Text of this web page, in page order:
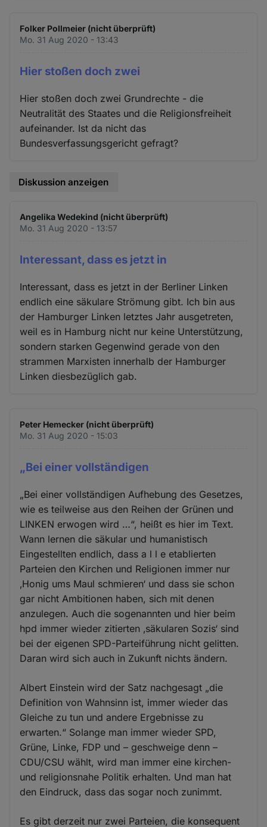
Folker Pollmeier (nicht überprüft)
Mo. 31 Aug 2020 - 13:43
Hier stoßen doch zwei
Hier stoßen doch zwei Grundrechte - die
Neutralität des Staates und die Religionsfreiheit
aufeinander. Ist da nicht das
Bundesverfassungsgericht gefragt?
Diskussion anzeigen
Angelika Wedekind (nicht überprüft)
Mo. 31 Aug 2020 - 13:57
Interessant, dass es jetzt in
Interessant, dass es jetzt in der Berliner Linken
endlich eine säkulare Strömung gibt. Ich bin aus
der Hamburger Linken letztes Jahr ausgetreten,
weil es in Hamburg nicht nur keine Unterstützung,
sondern starken Gegenwind gerade von den
strammen Marxisten innerhalb der Hamburger
Linken diesbezüglich gab.
Peter Hemecker (nicht überprüft)
Mo. 31 Aug 2020 - 15:03
„Bei einer vollständigen
„Bei einer vollständigen Aufhebung des Gesetzes,
wie es teilweise aus den Reihen der Grünen und
LINKEN erwogen wird …“, heißt es hier im Text.
Wann lernen die säkular und humanistisch
Eingestellten endlich, dass a l l e etablierten
Parteien den Kirchen und Religionen immer nur
‚Honig ums Maul schmieren‘ und dass sie schon
gar nicht Ambitionen haben, sich mit denen
anzulegen. Auch die sogenannten und hier beim
hpd immer wieder zitierten ‚säkularen Sozis‘ sind
bei der eigenen SPD-Parteiführung nicht gelitten.
Daran wird sich auch in Zukunft nichts ändern.
Albert Einstein wird der Satz nachgesagt „die
Definition von Wahnsinn ist, immer wieder das
Gleiche zu tun und andere Ergebnisse zu
erwarten.“ Solange man immer wieder SPD,
Grüne, Linke, FDP und – geschweige denn –
CDU/CSU wählt, wird man immer eine kirchen-
und religionsnahe Politik erhalten. Und man hat
den Eindruck, dass das sogar noch zunimmt.
Es gibt derzeit nur zwei Parteien, die konsequent